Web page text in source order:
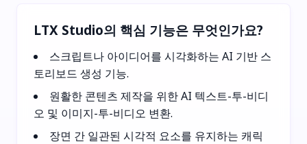
LTX Studio의 핵심 기능은 무엇인가요?
스크립트나 아이디어를 시각화하는 AI 기반 스
토리보드 생성 기능.
원활한 콘텐츠 제작을 위한 AI 텍스트-투-비디
오 및 이미지-투-비디오 변환.
장면 간 일관된 시각적 요소를 유지하는 캐릭